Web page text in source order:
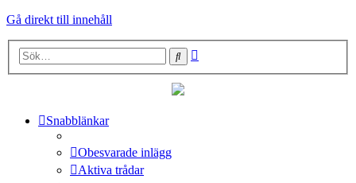
Gå direkt till innehåll
Sök
Snabblänkar
Obesvarade inlägg
Aktiva trådar